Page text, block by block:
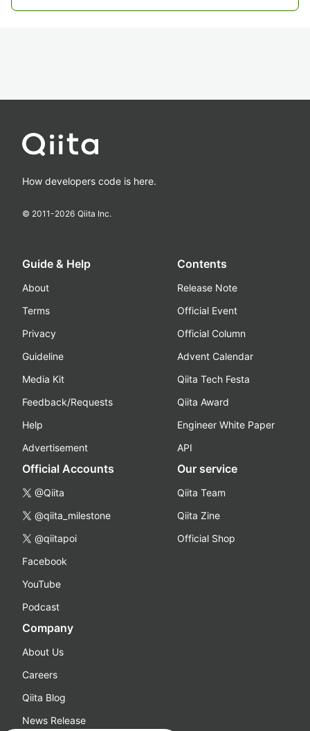
How developers code is here.
© 2011-2026 Qiita Inc.
Guide & Help
About
Terms
Privacy
Guideline
Media Kit
Feedback/Requests
Help
Advertisement
Contents
Release Note
Official Event
Official Column
Advent Calendar
Qiita Tech Festa
Qiita Award
Engineer White Paper
API
Official Accounts
@Qiita
@qiita_milestone
@qiitapoi
Facebook
YouTube
Podcast
Our service
Qiita Team
Qiita Zine
Official Shop
Company
About Us
Careers
Qiita Blog
News Release